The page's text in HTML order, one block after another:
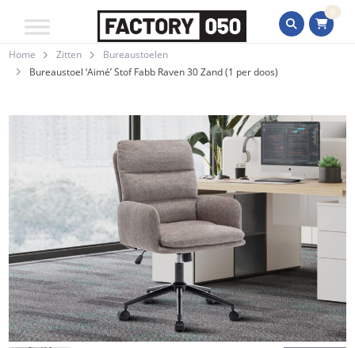
0
Home Zitten
Bureaustoelen
Bureaustoel ‘Aimé’ Stof Fabb Raven 30 Zand (1 per doos)